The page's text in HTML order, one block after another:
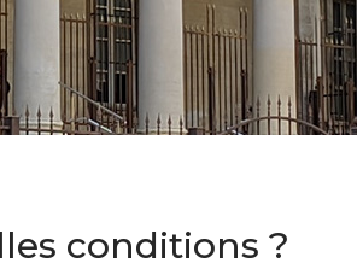
conditions ?